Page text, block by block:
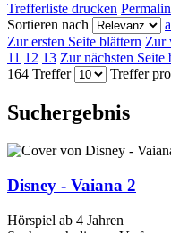
Trefferliste drucken
Sortieren nach
Zur ersten Seite blättern Zur
11 12 13 Zur nächsten Seite
164 Treffer
Treffer
Suchergebnis
Disney - Vaiana 2
Hörspiel ab 4 Jahren